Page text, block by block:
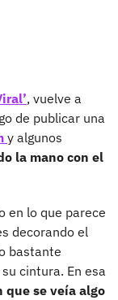
, vuelve a
de publicar una
y algunos
la mano con el
en lo que parece
decorando el
bastante
cintura. En esa
que se veía algo